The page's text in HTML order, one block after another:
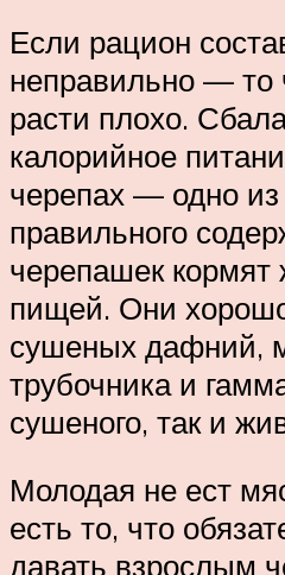
Если рацион
неправильно — то
расти плохо.
калорийное
черепах — одно
правильного
черепашек кормят
пищей. Они
сушеных дафний,
трубочника и
сушеного, так и
Молодая не ест
есть то, что
давать взрослым